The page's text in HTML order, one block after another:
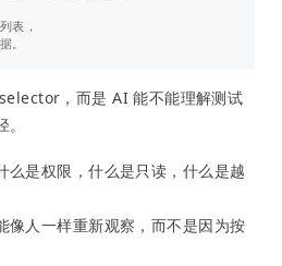
表，
，而是 AI 能不能理解测试
么是权限，什么是只读，什么是越
像人一样重新观察，而不是因为按